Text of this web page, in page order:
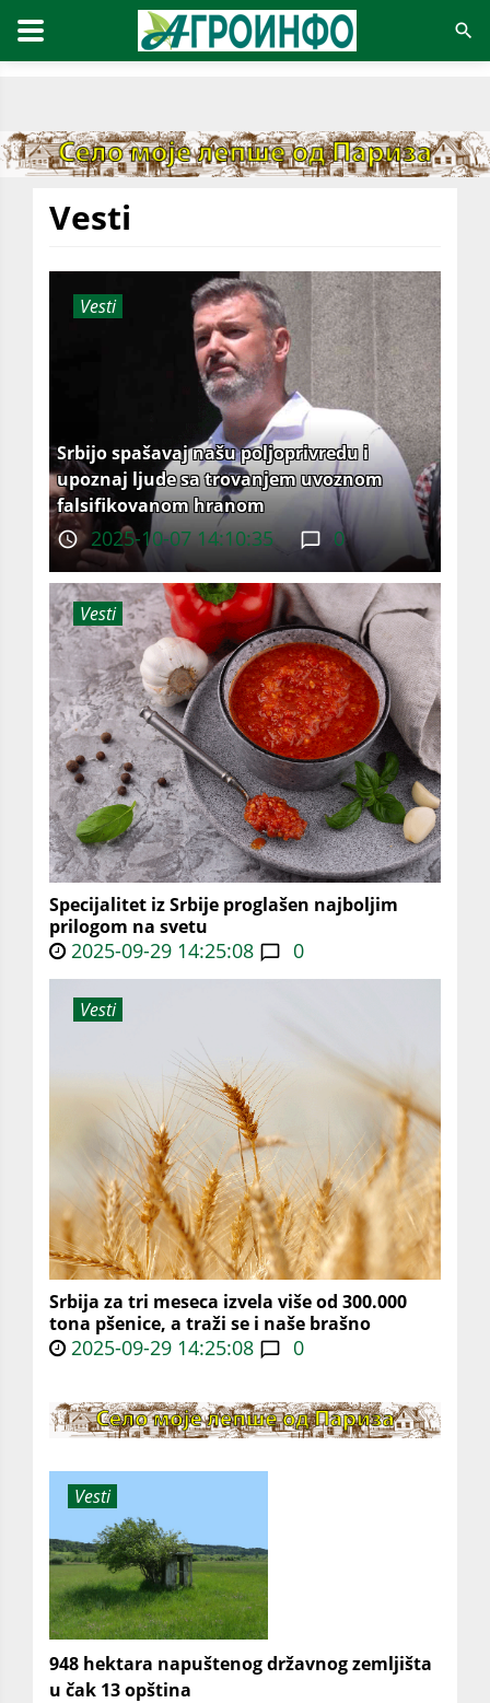
Vesti
Vesti
Srbijo spašavaj našu poljoprivredu i
upoznaj ljude sa trovanjem uvoznom
falsifikovanom hranom
2025-10-07 14:10:35 0
Vesti
Specijalitet iz Srbije proglašen najboljim
prilogom na svetu
2025-09-29 14:25:08 0
Vesti
Srbija za tri meseca izvela više od 300.000
tona pšenice, a traži se i naše brašno
2025-09-29 14:25:08 0
Vesti
948 hektara napuštenog državnog zemljišta
u čak 13 opština